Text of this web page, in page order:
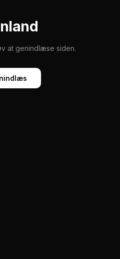
at genindlæse siden.